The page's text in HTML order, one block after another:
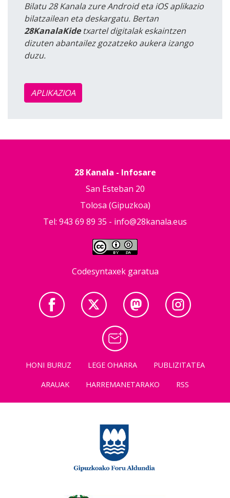
Bilatu 28 Kanala zure Android eta iOS aplikazio
bilatzailean eta deskargatu. Bertan
28KanalaKidetxartel digitalak eskaintzen
dizuten abantailez gozatzeko aukera izango
duzu.
APLIKAZIOA
28 Kanala - Infosare
San Esteban 20
Tolosa (Gipuzkoa)
Tel: 943 69 89 35 - info@28kanala.eus
Codesyntaxek garatua
HONI BURUZ LEGE OHARRA
PUBLIZITATEA
ARAUAK
HARREMANETARAKO RSS